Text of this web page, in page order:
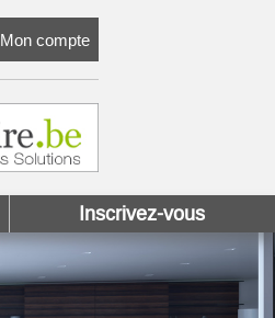
Mon compte
Inscrivez-vous